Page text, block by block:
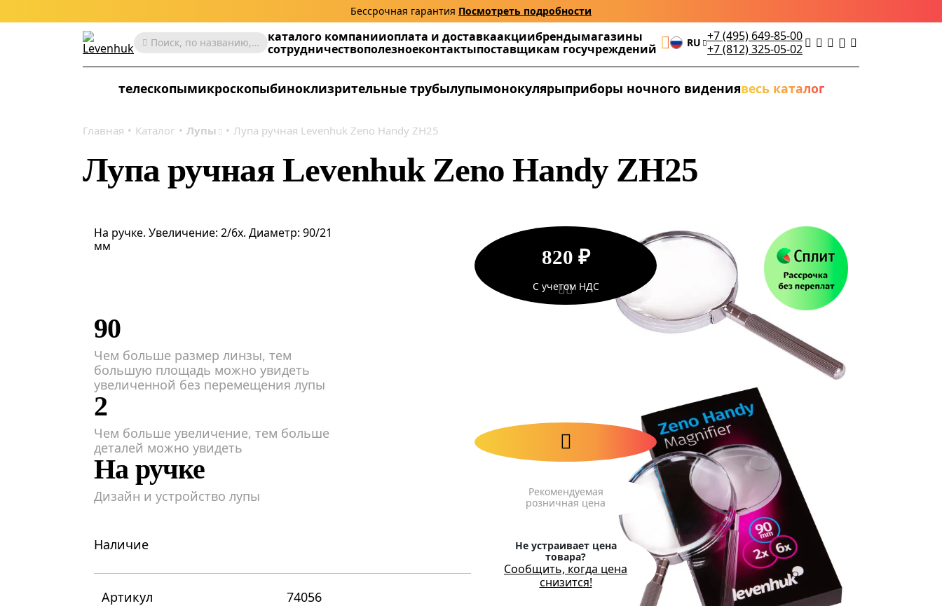
Бессрочная гарантия Посмотреть подробности
Поиск, по названию, артикулу, категории и др. каталого компанииоплата и доставкаакциибрендымагазины
сотрудничествополезноеконтактыпоставщикам госучреждений RU +7 (495) 649-85-00
+7 (812) 325-05-02
телескопымикроскопыбиноклизрительные трубылупымонокулярыприборы ночного видениявесь каталог
Главная Каталог Лупы Лупа ручная Levenhuk Zeno Handy ZH25
Лупа ручная Levenhuk Zeno Handy ZH25
820 ₽
С учетом НДС
Рекомендуемая
розничная цена
Не устраивает цена
товара?
Сообщить, когда цена
снизится!
На ручке. Увеличение: 2/6х. Диаметр: 90/21
мм
90
Чем больше размер линзы, тем
большую площадь можно увидеть
увеличенной без перемещения лупы
2
Чем больше увеличение, тем больше
деталей можно увидеть
На ручке
Дизайн и устройство лупы
Наличие
Артикул
74056